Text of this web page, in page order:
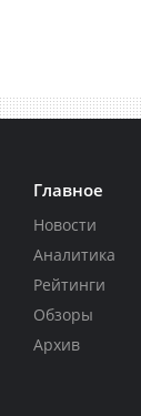
Главное
Новости
Аналитика
Рейтинги
Обзоры
Архив